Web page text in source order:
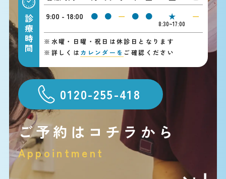
診療時間
9:00 - 18:00
● ● ー ● ● ★
8:30~17:00
ー
※ 水曜・日曜・祝日は休診日となります
※ 詳しくは カレンダーを ご確認ください
0120-255-418
ご予約はコチラから
Appointment